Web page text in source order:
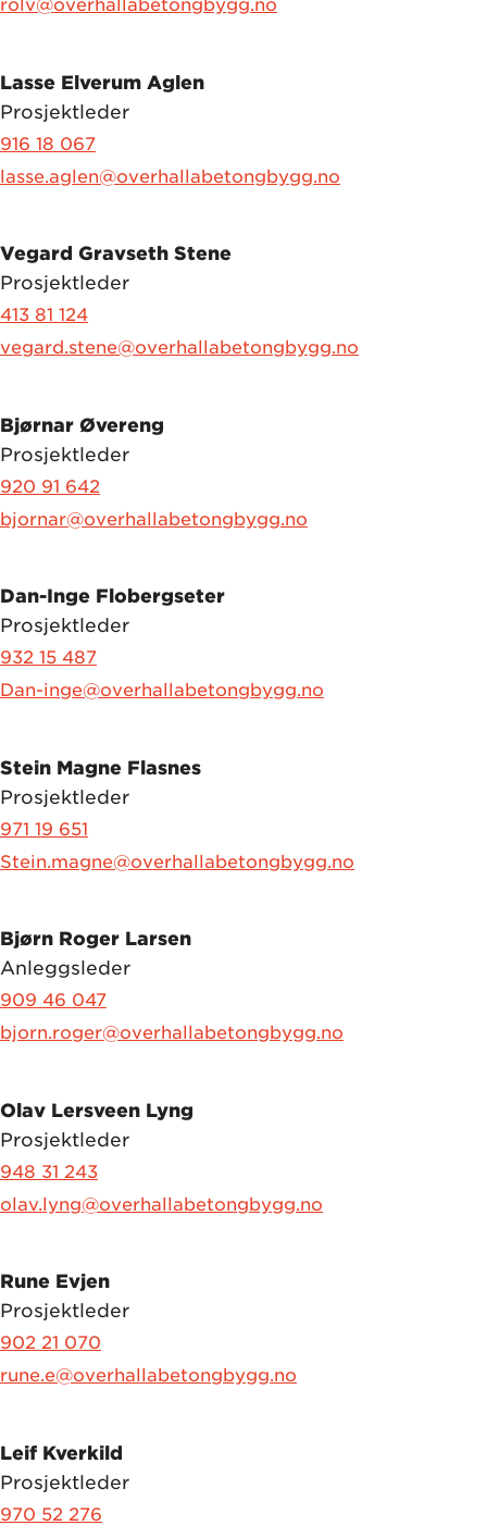
rolv@overhallabetongbygg.no
Lasse Elverum Aglen
Prosjektleder
916 18 067
lasse.aglen@overhallabetongbygg.no
Vegard Gravseth Stene
Prosjektleder
413 81 124
vegard.stene@overhallabetongbygg.no
Bjørnar Øvereng
Prosjektleder
920 91 642
bjornar@overhallabetongbygg.no
Dan-Inge Flobergseter
Prosjektleder
932 15 487
Dan-inge@overhallabetongbygg.no
Stein Magne Flasnes
Prosjektleder
971 19 651
Stein.magne@overhallabetongbygg.no
Bjørn Roger Larsen
Anleggsleder
909 46 047
bjorn.roger@overhallabetongbygg.no
Olav Lersveen Lyng
Prosjektleder
948 31 243
olav.lyng@overhallabetongbygg.no
Rune Evjen
Prosjektleder
902 21 070
rune.e@overhallabetongbygg.no
Leif Kverkild
Prosjektleder
970 52 276